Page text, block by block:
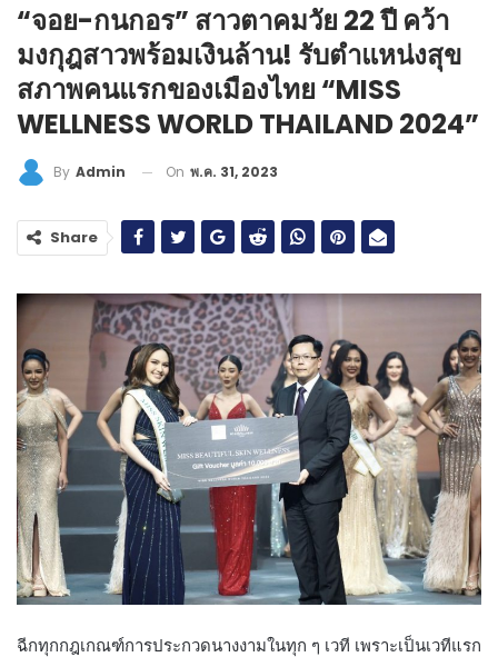
“จอย-กนกอร” สาวตาคมวัย 22 ปี คว้า
มงกุฎสาวพร้อมเงินล้าน! รับตำแหน่งสุข
สภาพคนแรกของเมืองไทย “MISS
WELLNESS WORLD THAILAND 2024”
By Admin On พ.ค. 31, 2023
Share
ฉีกทุกกฎเกณฑ์การประกวดนางงามในทุก ๆ เวที เพราะเป็นเวทีแรก